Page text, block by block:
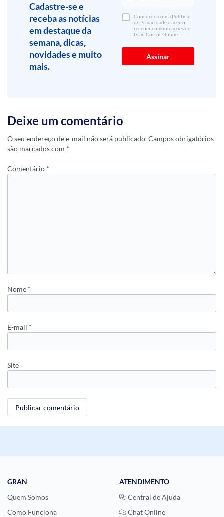
Cadastre-se e
receba as notícias
em destaque da
semana, dicas,
novidades e muito
mais.
Concordo com a Política
de Privacidade e aceito
receber comunicações do
Gran Cursos Online.
Deixe um comentário
O seu endereço de e-mail não será publicado.Campos obrigatórios
são marcados com *
Comentário *
Nome *
E-mail *
Site
GRAN
Quem Somos
Como Funciona
ATENDIMENTO
Central de Ajuda
Chat Online